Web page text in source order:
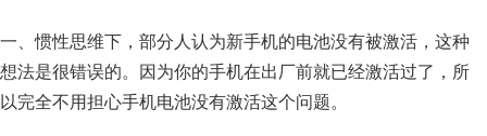
一、惯性思维下，部分人认为新手机的电池没有被激活，这种
想法是很错误的。因为你的手机在出厂前就已经激活过了，所
以完全不用担心手机电池没有激活这个问题。